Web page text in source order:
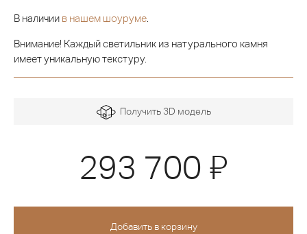
В наличии в нашем шоуруме
Внимание! Каждый светильник из натурального камня
имеет уникальную текстуру.
Получить 3D модель
293 700 Я